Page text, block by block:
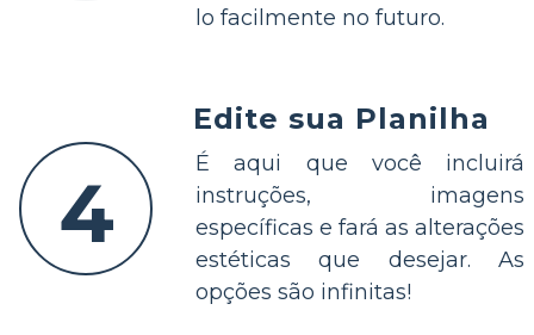
lo facilmente no futuro.
4
Edite sua Planilha
É aqui que você incluirá
instruções, imagens
específicas e fará as alterações
estéticas que desejar. As
opções são infinitas!